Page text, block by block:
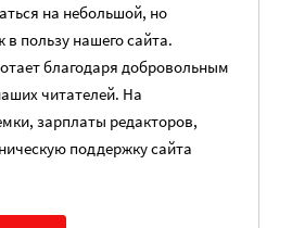
на небольшой, но
в пользу нашего сайта.
благодаря добровольным
читателей. На
зарплаты редакторов,
поддержку сайта